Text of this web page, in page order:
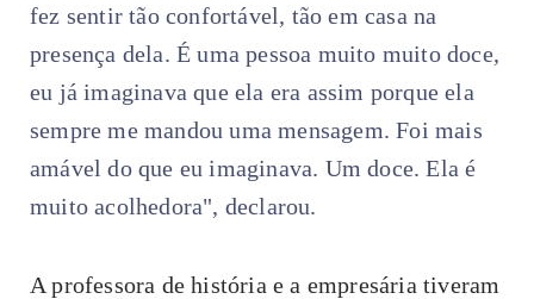
fez sentir tão confortável, tão em casa na
presença dela. É uma pessoa muito muito doce,
eu já imaginava que ela era assim porque ela
sempre me mandou uma mensagem. Foi mais
amável do que eu imaginava. Um doce. Ela é
muito acolhedora", declarou.
A professora de história e a empresária tiveram